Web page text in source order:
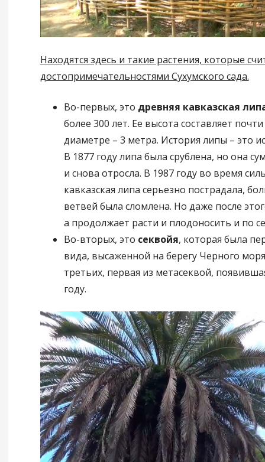
Находятся здесь и такие растения, которые
достопримечательностями Сухумского сада.
Во-первых, это древняя кавказская
более 300 лет. Ее высота составляет
диаметре – 3 метра. История липы – это
В 1877 году липа была срублена, но она
и снова отросла. В 1987 году во время
кавказская липа серьезно пострадала,
ветвей была сломлена. Но даже после
а продолжает расти и плодоносить и по
Во-вторых, это секвойя, которая была
вида, высаженной на берегу Черного
третьих, первая из метасеквой,
году.